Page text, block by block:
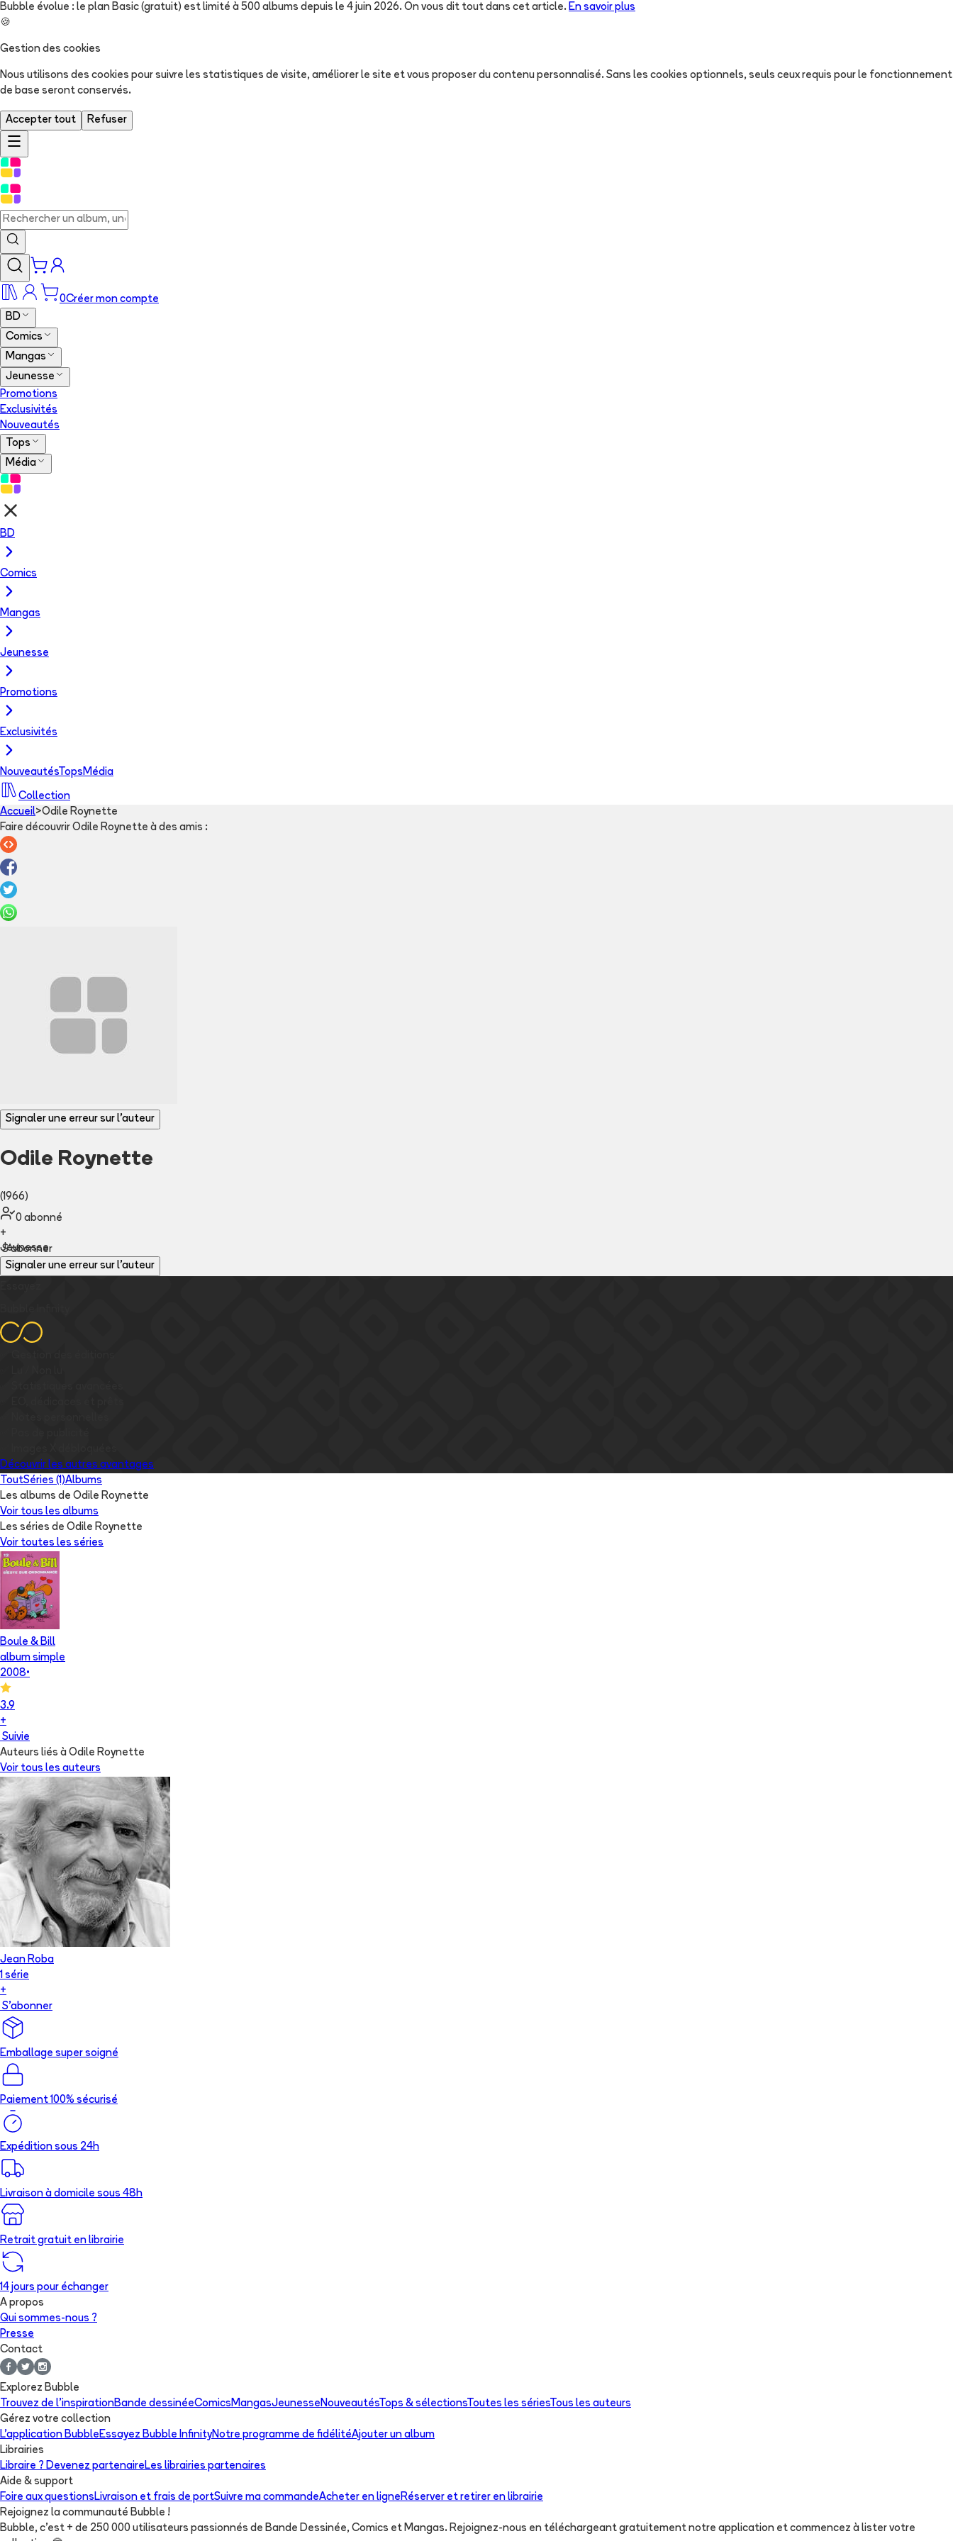
Bubble évolue : le plan Basic (gratuit) est limité à 500 albums depuis le 4 juin 2026. On vous dit tout dans cet article. En savoir plus
🍪
Gestion des cookies
Nous utilisons des cookies pour suivre les statistiques de visite, améliorer le site et vous proposer du contenu personnalisé. Sans les cookies optionnels, seuls ceux requis pour le fonctionnement
de base seront conservés.
Accepter tout Refuser
0Créer mon compte
BD
Comics
Mangas
Jeunesse
Promotions
Exclusivités
Nouveautés
Tops
Média
BD
Comics
Mangas
Jeunesse
Promotions
Exclusivités
NouveautésTops Média
Collection
Accueil>Odile Roynette
Faire découvrir Odile Roynette à des amis :
Signaler une erreur sur l'auteur
Odile Roynette
(1966)
0 abonné
+
S'abonner
Jeunesse
Signaler une erreur sur l'auteur
Découvrir les autres avantages
ToutSéries (1)Albums
Les albums de Odile Roynette
Voir tous les albums
Les séries de Odile Roynette
Voir toutes les séries
Boule & Bill
album simple
2008•
3.9
+
Suivie
Auteurs liés à Odile Roynette
Voir tous les auteurs
Jean Roba
1 série
+
S'abonner
Emballage super soigné
Paiement 100% sécurisé
Expédition sous 24h
Livraison à domicile sous 48h
Retrait gratuit en librairie
14 jours pour échanger
A propos
Qui sommes-nous ?
Presse
Contact
Explorez Bubble
Trouvez de l'inspirationBande dessinéeComicsMangasJeunesseNouveautésTops & sélectionsToutes les sériesTous les auteurs
Gérez votre collection
L'application BubbleEssayez Bubble InfinityNotre programme de fidélitéAjouter un album
Librairies
Libraire ? Devenez partenaireLes librairies partenaires
Aide & support
Foire aux questionsLivraison et frais de portSuivre ma commandeAcheter en ligneRéserver et retirer en librairie
Rejoignez la communauté Bubble !
Bubble, c'est + de 250 000 utilisateurs passionnés de Bande Dessinée, Comics et Mangas. Rejoignez-nous en téléchargeant gratuitement notre application et commencez à lister votre